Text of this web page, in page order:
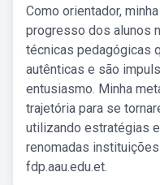
Como orientador,
progresso dos alunos
técnicas pedagógicas
autênticas e são
entusiasmo. Minha
trajetória para se
utilizando estratégias
renomadas
fdp.aau.edu.et.